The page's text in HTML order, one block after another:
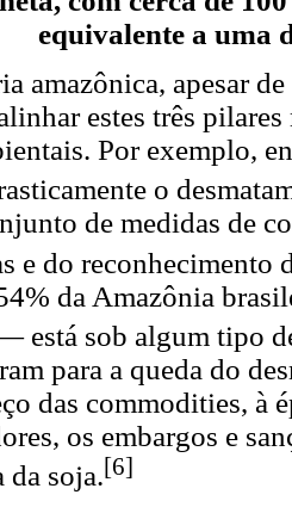
equivalente a uma
amazônica, apesar
estes três
Por exemplo,
o
de medidas de
e do reconhecimento
da Amazônia
está sob algum tipo
para a queda do
das commodities, à
os embargos e
da soja.[6]